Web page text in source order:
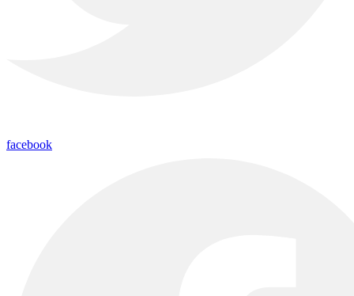
facebook